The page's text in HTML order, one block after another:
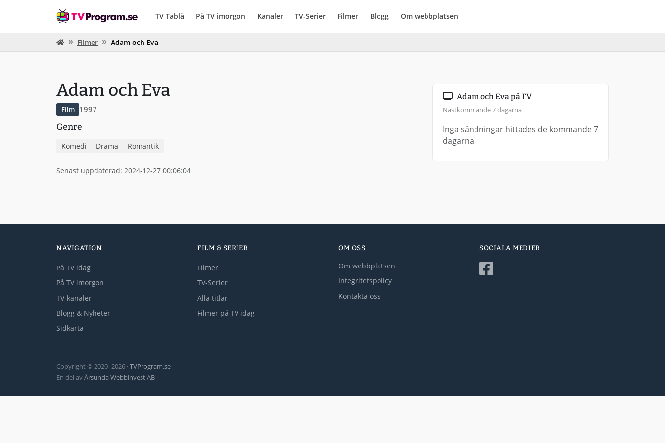
TV Tablå På TV imorgon Kanaler TV-Serier Filmer Blogg Om webbplatsen
Filmer Adam och Eva
Adam och Eva
Film 1997
Genre
Komedi Drama Romantik
Senast uppdaterad: 2024-12-27 00:06:04
Adam och Eva på TV
Nästkommande 7 dagarna
Inga sändningar hittades de kommande 7
dagarna.
NAVIGATION
På TV idag
På TV imorgon
TV-kanaler
Blogg & Nyheter
Sidkarta
FILM & SERIER
Filmer
TV-Serier
Alla titlar
Filmer på TV idag
OM OSS
Om webbplatsen
Integritetspolicy
Kontakta oss
SOCIALA MEDIER
Copyright © 2020–2026 ·TVProgram.se
En del avÅrsunda Webbinvest AB